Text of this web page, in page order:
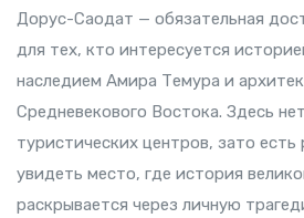
Дорус-Саодат — обязательная
для тех, кто интересуется
наследием Амира Темура и
Средневекового Востока. Здесь
туристических центров, зато
увидеть место, где история
раскрывается через личную